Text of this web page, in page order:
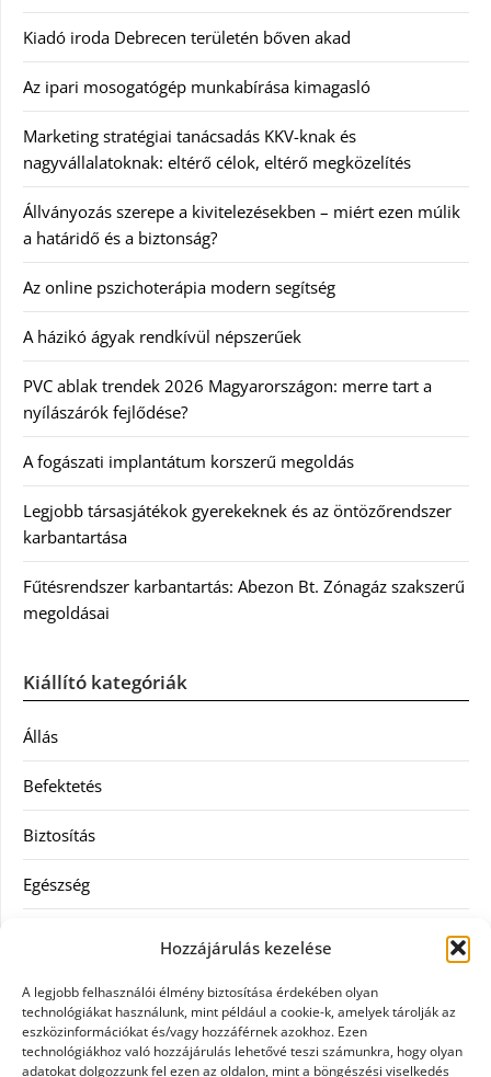
Hozzájárulás kezelése
A legjobb felhasználói élmény biztosítása érdekében olyan
technológiákat használunk, mint például a cookie-k, amelyek tárolják az
eszközinformációkat és/vagy hozzáférnek azokhoz. Ezen
technológiákhoz való hozzájárulás lehetővé teszi számunkra, hogy olyan
adatokat dolgozzunk fel ezen az oldalon, mint a böngészési viselkedés
Kiadó iroda Debrecen területén bőven akad
Az ipari mosogatógép munkabírása kimagasló
Marketing stratégiai tanácsadás KKV-knak és
nagyvállalatoknak: eltérő célok, eltérő megközelítés
Állványozás szerepe a kivitelezésekben – miért ezen múlik
a határidő és a biztonság?
Az online pszichoterápia modern segítség
A házikó ágyak rendkívül népszerűek
PVC ablak trendek 2026 Magyarországon: merre tart a
nyílászárók fejlődése?
A fogászati implantátum korszerű megoldás
Legjobb társasjátékok gyerekeknek és az öntözőrendszer
karbantartása
Fűtésrendszer karbantartás: Abezon Bt. Zónagáz szakszerű
megoldásai
Kiállító kategóriák
Állás
Befektetés
Biztosítás
Egészség
Ingatlan
Művészetek és szórakozás